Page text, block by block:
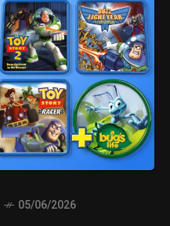
05/06/2026